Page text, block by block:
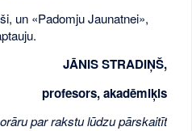
un «Padomju Jaunatnei»,
JĀNIS STRADIŅŠ,
profesors, akadēmiķis
par rakstu lūdzu pārskaitīt